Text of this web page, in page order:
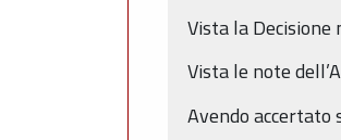
Vista la
Vista le note
Avendo accertato